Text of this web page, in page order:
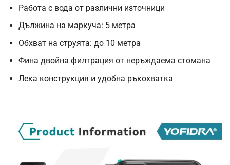
Работа с вода от различни източници
Дължина на маркуча: 5 метра
Обхват на струята: до 10 метра
Фина двойна филтрация от неръждаема стомана
Лека конструкция и удобна ръкохватка